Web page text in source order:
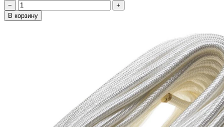
−
+
В корзину